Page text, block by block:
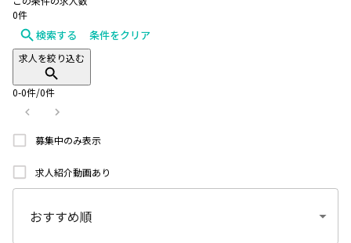
0件
検索する 条件をクリア
求人を絞り込む
0-0件/0件
募集中のみ表示
求人紹介動画あり